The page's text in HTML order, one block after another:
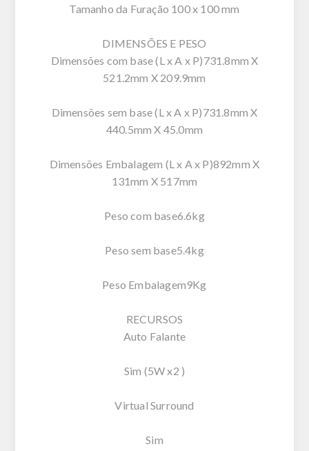
Tamanho da Furação 100 x 100 mm
DIMENSÕES E PESO
Dimensões com base (L x A x P)731.8mm X
521.2mm X 209.9mm
Dimensões sem base (L x A x P)731.8mm X
440.5mm X 45.0mm
Dimensões Embalagem (L x A x P)892mm X
131mm X 517mm
Peso com base6.6kg
Peso sem base5.4kg
Peso Embalagem9Kg
RECURSOS
Auto Falante
Sim (5W x2 )
Virtual Surround
Sim